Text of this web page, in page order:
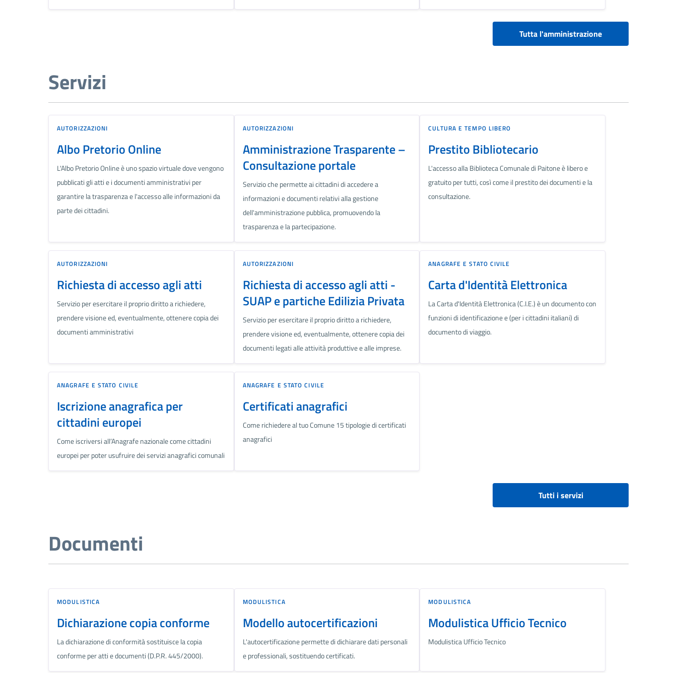
Tutta l'amministrazione
Servizi
AUTORIZZAZIONI
Albo Pretorio Online
L'Albo Pretorio Online è uno spazio virtuale dove vengono
pubblicati gli atti e i documenti amministrativi per
garantire la trasparenza e l'accesso alle informazioni da
parte dei cittadini.
AUTORIZZAZIONI
Amministrazione Trasparente –
Consultazione portale
Servizio che permette ai cittadini di accedere a
informazioni e documenti relativi alla gestione
dell'amministrazione pubblica, promuovendo la
trasparenza e la partecipazione.
CULTURA E TEMPO LIBERO
Prestito Bibliotecario
L'accesso alla Biblioteca Comunale di Paitone è libero e
gratuito per tutti, così come il prestito dei documenti e la
consultazione.
AUTORIZZAZIONI
Richiesta di accesso agli atti
Servizio per esercitare il proprio diritto a richiedere,
prendere visione ed, eventualmente, ottenere copia dei
documenti amministrativi
AUTORIZZAZIONI
Richiesta di accesso agli atti -
SUAP e partiche Edilizia Privata
Servizio per esercitare il proprio diritto a richiedere,
prendere visione ed, eventualmente, ottenere copia dei
documenti legati alle attività produttive e alle imprese.
ANAGRAFE E STATO CIVILE
Carta d'Identità Elettronica
La Carta d'Identità Elettronica (C.I.E.) è un documento con
funzioni di identificazione e (per i cittadini italiani) di
documento di viaggio.
ANAGRAFE E STATO CIVILE
Iscrizione anagrafica per
cittadini europei
Come iscriversi all’Anagrafe nazionale come cittadini
europei per poter usufruire dei servizi anagrafici comunali
ANAGRAFE E STATO CIVILE
Certificati anagrafici
Come richiedere al tuo Comune 15 tipologie di certificati
anagrafici
Tutti i servizi
Documenti
MODULISTICA
Dichiarazione copia conforme
La dichiarazione di conformità sostituisce la copia
conforme per atti e documenti (D.P.R. 445/2000).
MODULISTICA
Modello autocertificazioni
L'autocertificazione permette di dichiarare dati personali
e professionali, sostituendo certificati.
MODULISTICA
Modulistica Ufficio Tecnico
Modulistica Ufficio Tecnico